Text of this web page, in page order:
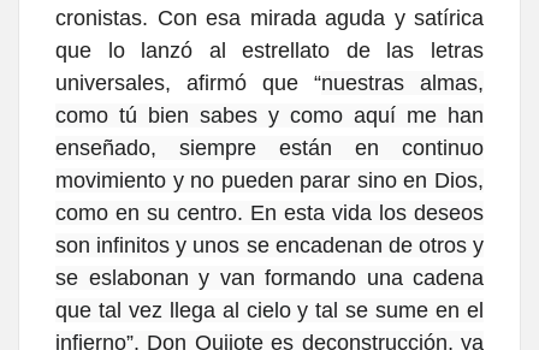
cronistas. Con esa mirada aguda y satírica
que lo lanzó al estrellato de las letras
universales, afirmó que “nuestras almas,
como tú bien sabes y como aquí me han
enseñado, siempre están en continuo
movimiento y no pueden parar sino en Dios,
como en su centro. En esta vida los deseos
son infinitos y unos se encadenan de otros y
se eslabonan y van formando una cadena
que tal vez llega al cielo y tal se sume en el
infierno”. Don Quijote es deconstrucción, ya